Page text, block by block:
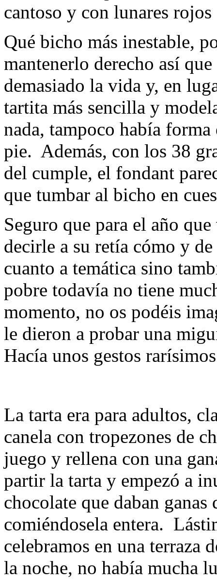
cantoso y con lunares
Qué bicho más inestable,
mantenerlo derecho así
demasiado la vida y, en
tartita más sencilla y
nada, tampoco había
pie. Además, con los 38
del cumple, el fondant
que tumbar al bicho en
Seguro que para el año
decirle a su retía cómo y
cuanto a temática sino
pobre todavía no tiene
momento, no os podéis
le dieron a probar una
Hacía unos gestos
La tarta era para adultos,
canela con tropezones de
juego y rellena con una
partir la tarta y empezó a
chocolate que daban
comiéndosela entera.
celebramos en una terraza
la noche, no había mucha